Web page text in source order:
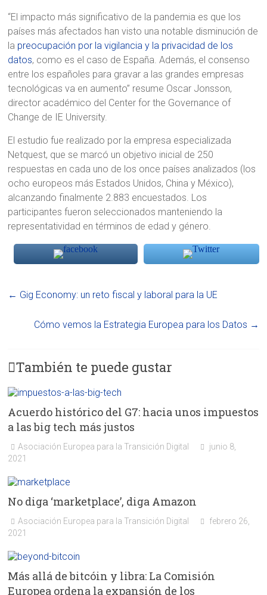
“El impacto más significativo de la pandemia es que los
países más afectados han visto una notable disminución de
la preocupación por la vigilancia y la privacidad de los
datos, como es el caso de España. Además, el consenso
entre los españoles para gravar a las grandes empresas
tecnológicas va en aumento” resume Oscar Jonsson,
director académico del Center for the Governance of
Change de IE University.
El estudio fue realizado por la empresa especializada
Netquest, que se marcó un objetivo inicial de 250
respuestas en cada uno de los once países analizados (los
ocho europeos más Estados Unidos, China y México),
alcanzando finalmente 2.883 encuestados. Los
participantes fueron seleccionados manteniendo la
representatividad en términos de edad y género.
← Gig Economy: un reto fiscal y laboral para la UE
Cómo vemos la Estrategia Europea para los Datos →
También te puede gustar
Acuerdo histórico del G7: hacia unos impuestos
a las big tech más justos
Asociación Europea para la Transición Digital
junio 8,
2021
No diga ‘marketplace’, diga Amazon
Asociación Europea para la Transición Digital
febrero 26,
2021
Más allá de bitcóin y libra: La Comisión
Europea ordena la expansión de los